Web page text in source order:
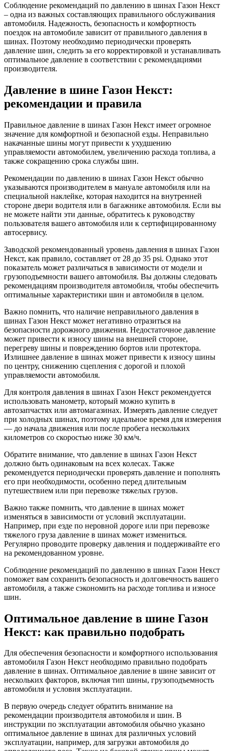
Соблюдение рекомендаций по давлению в шинах Газон Некст
– одна из важных составляющих правильного обслуживания
автомобиля. Надежность, безопасность и комфортность
поездок на автомобиле зависит от правильного давления в
шинах. Поэтому необходимо периодически проверять
давление шин, следить за его корректировкой и устанавливать
оптимальное давление в соответствии с рекомендациями
производителя.
Давление в шине Газон Некст:
рекомендации и правила
Правильное давление в шинах Газон Некст имеет огромное
значение для комфортной и безопасной езды. Неправильно
накачанные шины могут привести к ухудшению
управляемости автомобилем, увеличению расхода топлива, а
также сокращению срока службы шин.
Рекомендации по давлению в шинах Газон Некст обычно
указываются производителем в мануале автомобиля или на
специальной наклейке, которая находится на внутренней
стороне двери водителя или в багажнике автомобиля. Если вы
не можете найти эти данные, обратитесь к руководству
пользователя вашего автомобиля или к сертифицированному
автосервису.
Заводской рекомендованный уровень давления в шинах Газон
Некст, как правило, составляет от 28 до 35 psi. Однако этот
показатель может различаться в зависимости от модели и
грузоподъемности вашего автомобиля. Вы должны следовать
рекомендациям производителя автомобиля, чтобы обеспечить
оптимальные характеристики шин и автомобиля в целом.
Важно помнить, что наличие неправильного давления в
шинах Газон Некст может негативно отразиться на
безопасности дорожного движения. Недостаточное давление
может привести к износу шины на внешней стороне,
перегреву шины и повреждению бортов или протектора.
Излишнее давление в шинах может привести к износу шины
по центру, снижению сцепления с дорогой и плохой
управляемости автомобиля.
Для контроля давления в шинах Газон Некст рекомендуется
использовать манометр, который можно купить в
автозапчастях или автомагазинах. Измерять давление следует
при холодных шинах, поэтому идеальное время для измерения
— до начала движения или после пробега нескольких
километров со скоростью ниже 30 км/ч.
Обратите внимание, что давление в шинах Газон Некст
должно быть одинаковым на всех колесах. Также
рекомендуется периодически проверять давление и пополнять
его при необходимости, особенно перед длительным
путешествием или при перевозке тяжелых грузов.
Важно также помнить, что давление в шинах может
изменяться в зависимости от условий эксплуатации.
Например, при езде по неровной дороге или при перевозке
тяжелого груза давление в шинах может измениться.
Регулярно проводите проверку давления и поддерживайте его
на рекомендованном уровне.
Соблюдение рекомендаций по давлению в шинах Газон Некст
поможет вам сохранить безопасность и долговечность вашего
автомобиля, а также сэкономить на расходе топлива и износе
шин.
Оптимальное давление в шине Газон
Некст: как правильно подобрать
Для обеспечения безопасности и комфортного использования
автомобиля Газон Некст необходимо правильно подобрать
давление в шинах. Оптимальное давление в шине зависит от
нескольких факторов, включая тип шины, грузоподъемность
автомобиля и условия эксплуатации.
В первую очередь следует обратить внимание на
рекомендации производителя автомобиля и шин. В
инструкции по эксплуатации автомобиля обычно указано
оптимальное давление в шинах для различных условий
эксплуатации, например, для загрузки автомобиля до